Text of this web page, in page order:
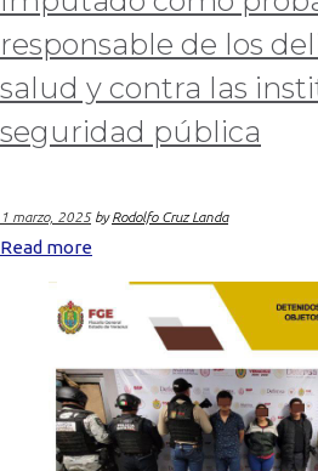
responsable de los
salud y contra las
seguridad pública
1 marzo, 2025 byRodolfo Cruz Landa
Read more